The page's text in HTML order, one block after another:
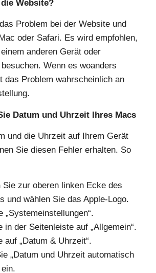
Website?
Problem bei der Website und
oder Safari. Es wird empfohlen,
anderen Gerät oder
Wenn es woanders
das Problem wahrscheinlich an
Datum und Uhrzeit Ihres Macs
und die Uhrzeit auf Ihrem Gerät
Sie diesen Fehler erhalten. So
Sie zur oberen linken Ecke des
und wählen Sie das Apple-Logo.
„Systemeinstellungen“.
in der Seitenleiste auf „Allgemein“.
auf „Datum & Uhrzeit“.
„Datum und Uhrzeit automatisch